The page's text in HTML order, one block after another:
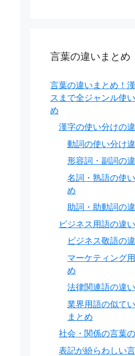
言葉の違いまとめ
言葉の違いまとめ！
スまで全ジャンル使
め
漢字の使い分けの
動詞の使い分け
形容詞・副詞の
名詞・熟語の使
め
助詞・助動詞の
ビジネス用語の違
ビジネス敬語の
マーケティング
め
法律関連語の違
業界用語の似て
まとめ
社会・関係の言葉
表記が紛らわしい